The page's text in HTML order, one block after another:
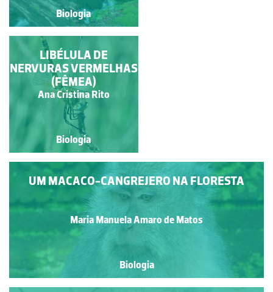
Biologia
Biologia
ANÉMONA
Ana Isabel dos Santos
Rebelo
Biologia
UM MACACO-CANGREJERO NA FLORESTA
Maria Manuela Amaro de Matos
Biologia
LIBÉLULA DE
NERVURAS VERMELHAS
(FÊMEA)
Ana Cristina Rito
Biologia